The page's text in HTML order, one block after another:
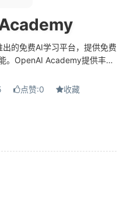
的免费AI学习平台，提供免费
。OpenAI Academy提供丰富
短小精悍...
点赞:0 收藏